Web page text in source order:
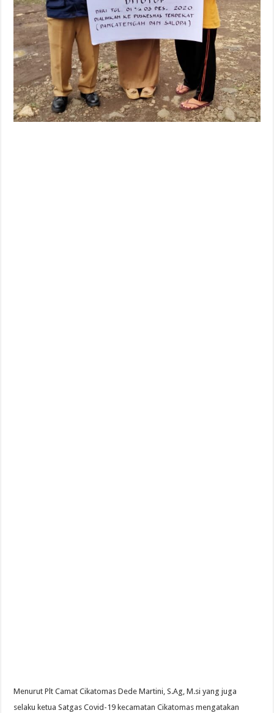
Menurut Plt Camat Cikatomas Dede Martini, S.Ag, M.si yang juga
selaku ketua Satgas Covid-19 kecamatan Cikatomas mengatakan